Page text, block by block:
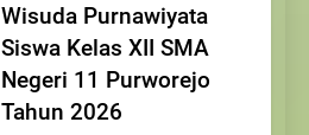
Wisuda Purnawiyata
Siswa Kelas XII SMA
Negeri 11 Purworejo
Tahun 2026